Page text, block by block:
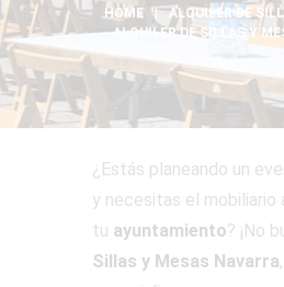
HOME
ALQUILER DE
ALQUILER DE SILLAS Y
¿Estás planeando un
y necesitas el mobiliario
tu ayuntamiento? ¡No
Sillas y Mesas Navarra